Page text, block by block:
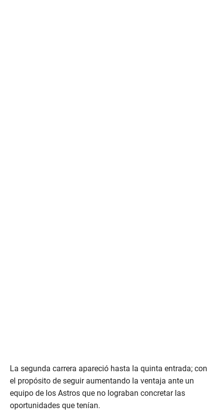
La segunda carrera apareció hasta la quinta entrada; con
el propósito de seguir aumentando la ventaja ante un
equipo de los Astros que no lograban concretar las
oportunidades que tenían.